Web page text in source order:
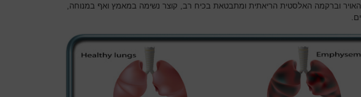
וברקמה האלסטית הריאתית ומתבטאת בכיח רב, קוצר נשימה במאמץ ואף במנוחה,